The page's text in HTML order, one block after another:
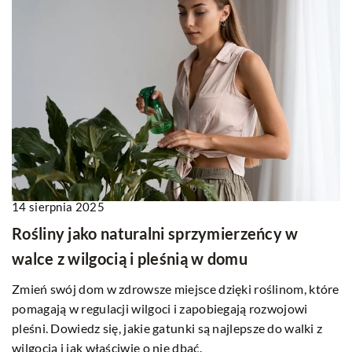
14 sierpnia 2025
Rośliny jako naturalni sprzymierzeńcy w
walce z wilgocią i pleśnią w domu
Zmień swój dom w zdrowsze miejsce dzięki roślinom, które
pomagają w regulacji wilgoci i zapobiegają rozwojowi
pleśni. Dowiedz się, jakie gatunki są najlepsze do walki z
wilgocią i jak właściwie o nie dbać.